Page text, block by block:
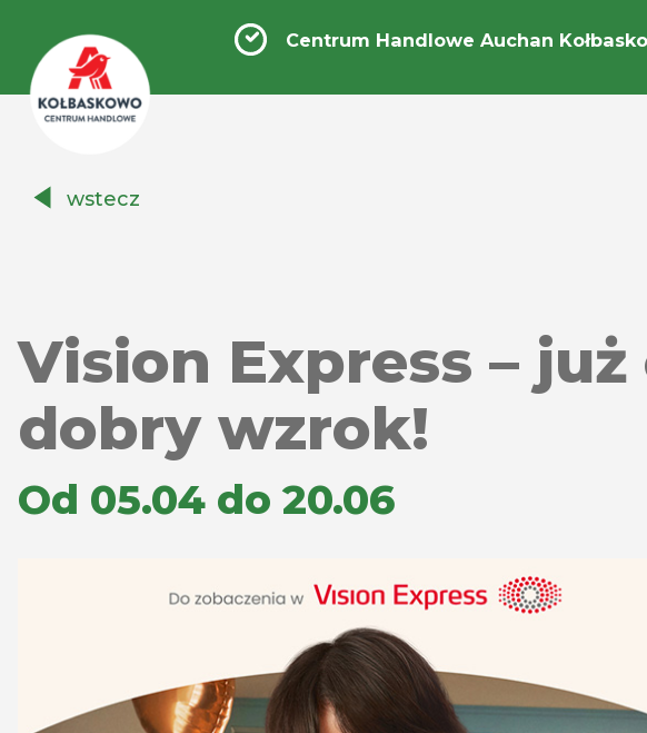
Handlowe
Centrum Handlowe Auchan
wstecz
Vision Express –
dobry wzrok!
Od 05.04 do 20.06